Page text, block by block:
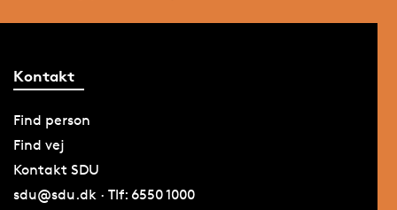
Kontakt
Find person
Find vej
Kontakt SDU
sdu@sdu.dk · Tlf: 6550 1000